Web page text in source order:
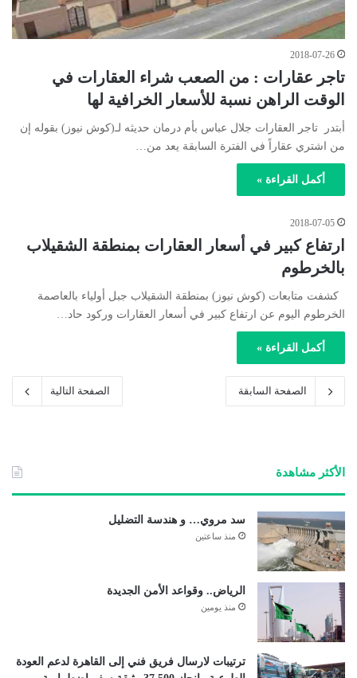
2018-07-26
تاجر عقارات : من الصعب شراء العقارات في
الوقت الراهن نسبة للأسعار الخرافية لها
أبتدر تاجر العقارات جلال عباس بأم درمان حديثه لـ(كوش نيوز) بقوله إن
من اشتري عقاراً في الفترة السابقة يعد من…
أكمل القراءة »
2018-07-05
ارتفاع كبير في أسعار العقارات بمنطقة الشقيلاب
بالخرطوم
كشفت متابعات (كوش نيوز) بمنطقة الشقيلاب جبل أولياء بالعاصمة
الخرطوم اليوم عن ارتفاع كبير في أسعار العقارات وركود حاد…
أكمل القراءة »
الصفحة السابقة الصفحة التالية
الأكثر مشاهدة
سد مروي… و هندسة التضليل
منذ ساعتين
الرياض.. وقواعد الأمن الجديدة
منذ يومين
ترتيبات لارسال فريق فني إلى القاهرة لدعم العودة